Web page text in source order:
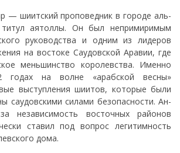
— шиитский проповедник в городе аль-
аятоллы. Он был непримиримым
руководства и одним из лидеров
на востоке Саудовской Аравии, где
меньшинство королевства. Именно
годах на волне «арабской весны»
выступления шиитов, которые были
саудовскими силами безопасности. Ан-
независимость восточных районов
ставил под вопрос легитимность
дома.